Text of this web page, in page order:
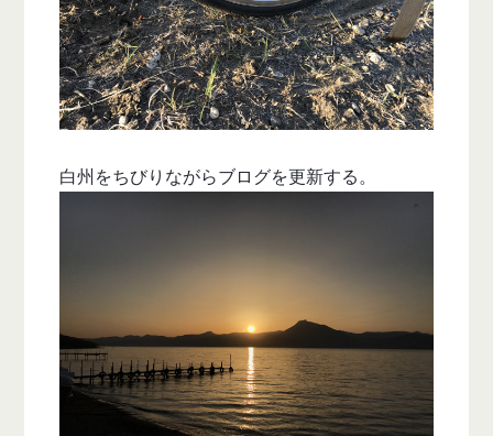
白州をちびりながらブログを更新する。